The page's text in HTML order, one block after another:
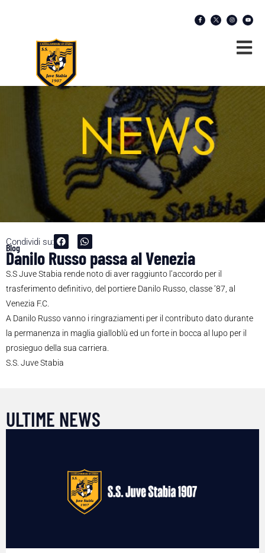
Condividi su:
Blog
Danilo Russo passa al Venezia
S.S Juve Stabia rende noto di aver raggiunto l’accordo per il
trasferimento definitivo, del portiere Danilo Russo, classe ’87, al
Venezia F.C.
A Danilo Russo vanno i ringraziamenti per il contributo dato durante
la permanenza in maglia gialloblù ed un forte in bocca al lupo per il
prosieguo della sua carriera.
S.S. Juve Stabia
ULTIME NEWS